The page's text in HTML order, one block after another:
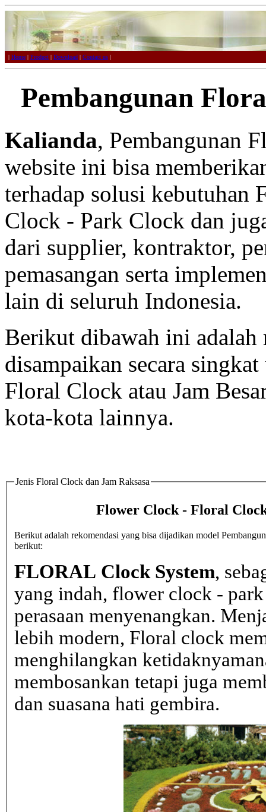
| Home | Product | Download | Contact us |
Pembangunan
Kalianda, Pembangunan
website ini bisa
terhadap solusi kebutuhan
Clock - Park Clock dan
dari supplier, kontraktor,
pemasangan serta
lain di seluruh Indonesia.
Berikut dibawah ini adalah
disampaikan secara
Floral Clock atau Jam
kota-kota lainnya.
Jenis Floral Clock dan Jam Raksasa
Flower Clock - Floral
Berikut adalah rekomendasi yang bisa dijadikan model
berikut:
FLORAL Clock System,
yang indah, flower clock -
perasaan menyenangkan.
lebih modern, Floral clock
menghilangkan
membosankan tetapi juga
dan suasana hati gembira.